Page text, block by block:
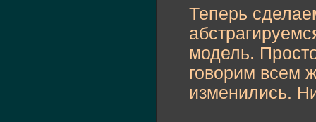
Теперь
модель.
говорим всем
изменились.